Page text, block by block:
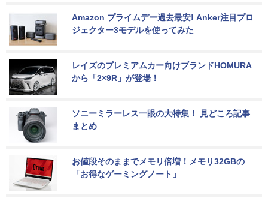
Amazon プライムデー過去最安! Anker注目プロ
ジェクター3モデルを使ってみた
レイズのプレミアムカー向けブランドHOMURA
から「2×9R」が登場！
ソニーミラーレス一眼の大特集！ 見どころ記事
まとめ
お値段そのままでメモリ倍増！メモリ32GBの
「お得なゲーミングノート」